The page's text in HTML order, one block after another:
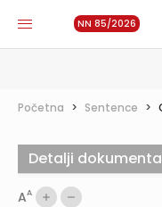
NN 85/2026
Početna > Sentence >
AA
Detalji dokumenta